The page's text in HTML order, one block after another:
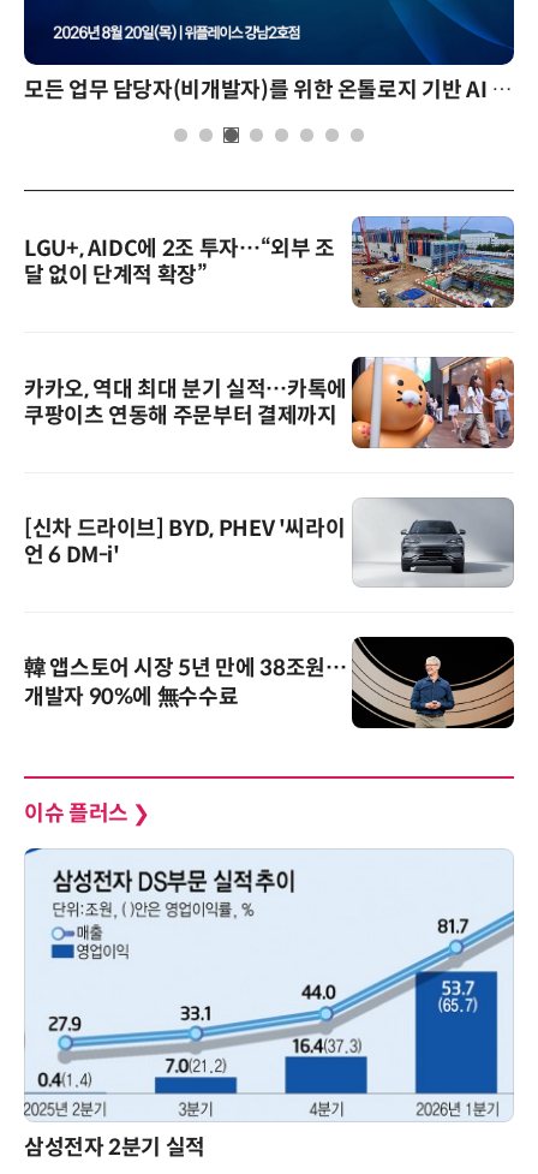
AI 핀옵스 실전 세미나: 폭증하는 AI 토큰 비용 관리 전략
LGU+, AIDC에 2조 투자…“외부 조
달 없이 단계적 확장”
카카오, 역대 최대 분기 실적…카톡에
쿠팡이츠 연동해 주문부터 결제까지
[신차 드라이브] BYD, PHEV '씨라이
언 6 DM-i'
韓 앱스토어 시장 5년 만에 38조원…
개발자 90%에 無수수료
이슈 플러스 ❯
삼성전자 2분기 실적